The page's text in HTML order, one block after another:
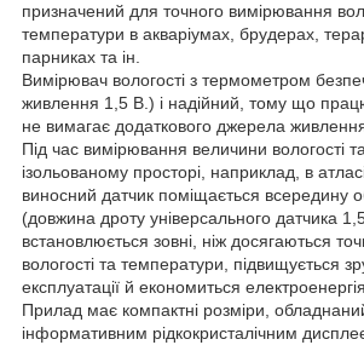
призначений для точного вимірювання
температури в акваріумах, брудерах,
парниках та ін.
Вимірювач вологості з термометром
живлення 1,5 В.) і надійний, тому що
не вимагає додаткового джерела
Під час вимірювання величини вологості
ізольованому просторі, наприклад, в
виносний датчик поміщається всередину
(довжина дроту універсального датчика
встановлюється зовні, ніж досягаються
вологості та температури, підвищується
експлуатації й економиться
Прилад має компактні розміри,
інформативним рідкокристалічним